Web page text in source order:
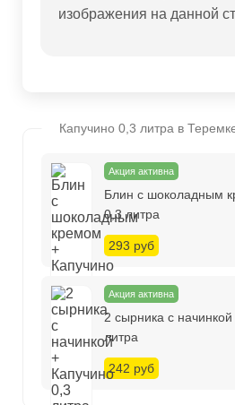
изображения на данной
Капучино 0,3 литра в
Акция активна
Блин с шоколадным
0,3 литра
293 руб
Акция активна
2 сырника с
литра
242 руб